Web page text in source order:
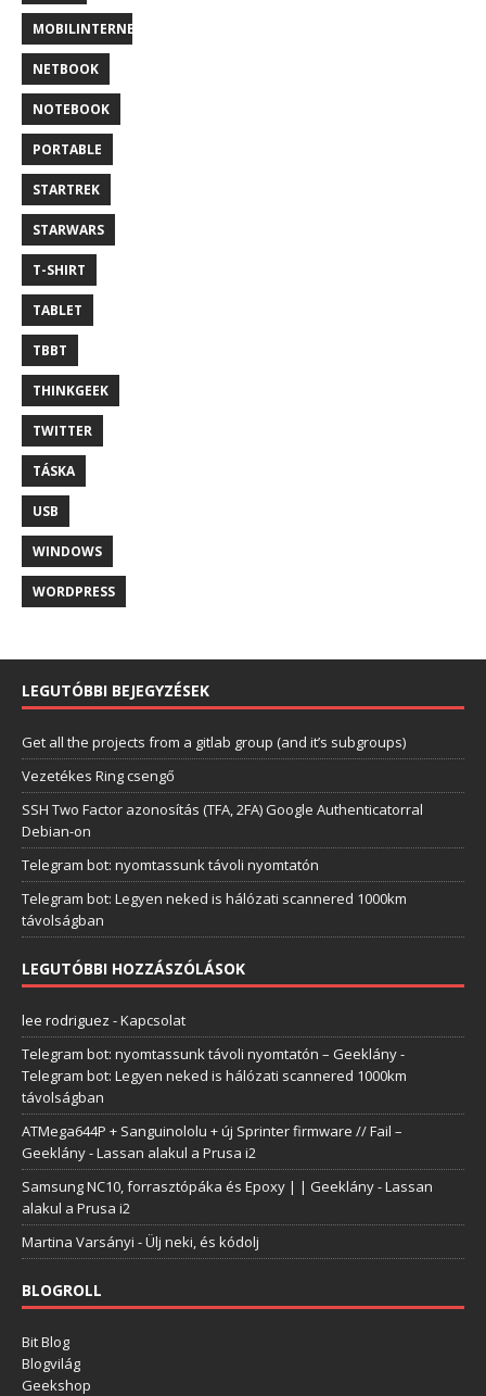
MOBILINTERNET
NETBOOK
NOTEBOOK
PORTABLE
STARTREK
STARWARS
T-SHIRT
TABLET
TBBT
THINKGEEK
TWITTER
TÁSKA
USB
WINDOWS
WORDPRESS
LEGUTÓBBI BEJEGYZÉSEK
Get all the projects from a gitlab group (and it’s subgroups)
Vezetékes Ring csengő
SSH Two Factor azonosítás (TFA, 2FA) Google Authenticatorral
Debian-on
Telegram bot: nyomtassunk távoli nyomtatón
Telegram bot: Legyen neked is hálózati scannered 1000km
távolságban
LEGUTÓBBI HOZZÁSZÓLÁSOK
lee rodriguez -Kapcsolat
Telegram bot: nyomtassunk távoli nyomtatón – Geeklány-
Telegram bot: Legyen neked is hálózati scannered 1000km
távolságban
ATMega644P + Sanguinololu + új Sprinter firmware // Fail –
Geeklány-Lassan alakul a Prusa i2
Samsung NC10, forrasztópáka és Epoxy | | Geeklány-Lassan
alakul a Prusa i2
Martina Varsányi -Ülj neki, és kódolj
BLOGROLL
Bit Blog
Blogvilág
Geekshop